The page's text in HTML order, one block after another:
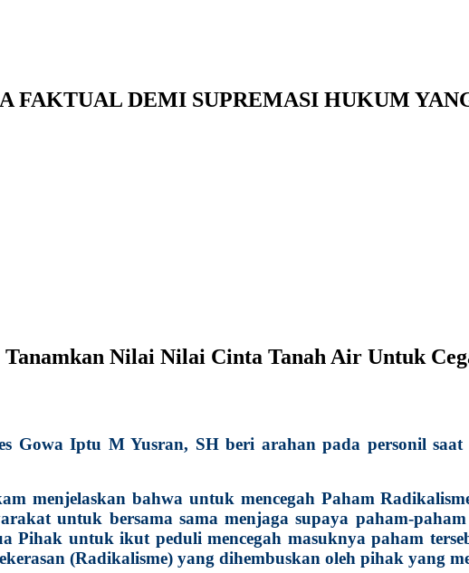
FAKTUAL DEMI SUPREMASI HUKUM
Nilai Nilai Cinta Tanah Air Untuk
Gowa Iptu M Yusran, SH beri arahan pada personil
menjelaskan bahwa untuk mencegah Paham
untuk bersama sama menjaga supaya paham-
Pihak untuk ikut peduli mencegah masuknya paham
(Radikalisme) yang dihembuskan oleh pihak yang